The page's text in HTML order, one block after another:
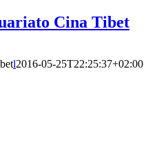
Cina Tibet
l2016-05-25T22:25:37+02:00